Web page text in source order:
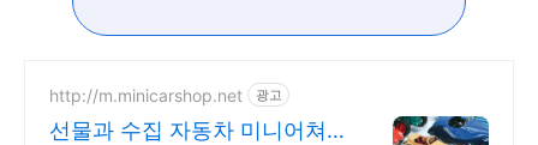
http://m.minicarshop.net 광고
선물과 수집 자동차 미니어쳐